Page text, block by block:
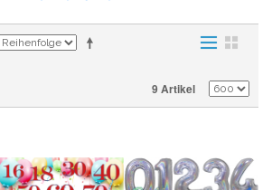
9 Artikel